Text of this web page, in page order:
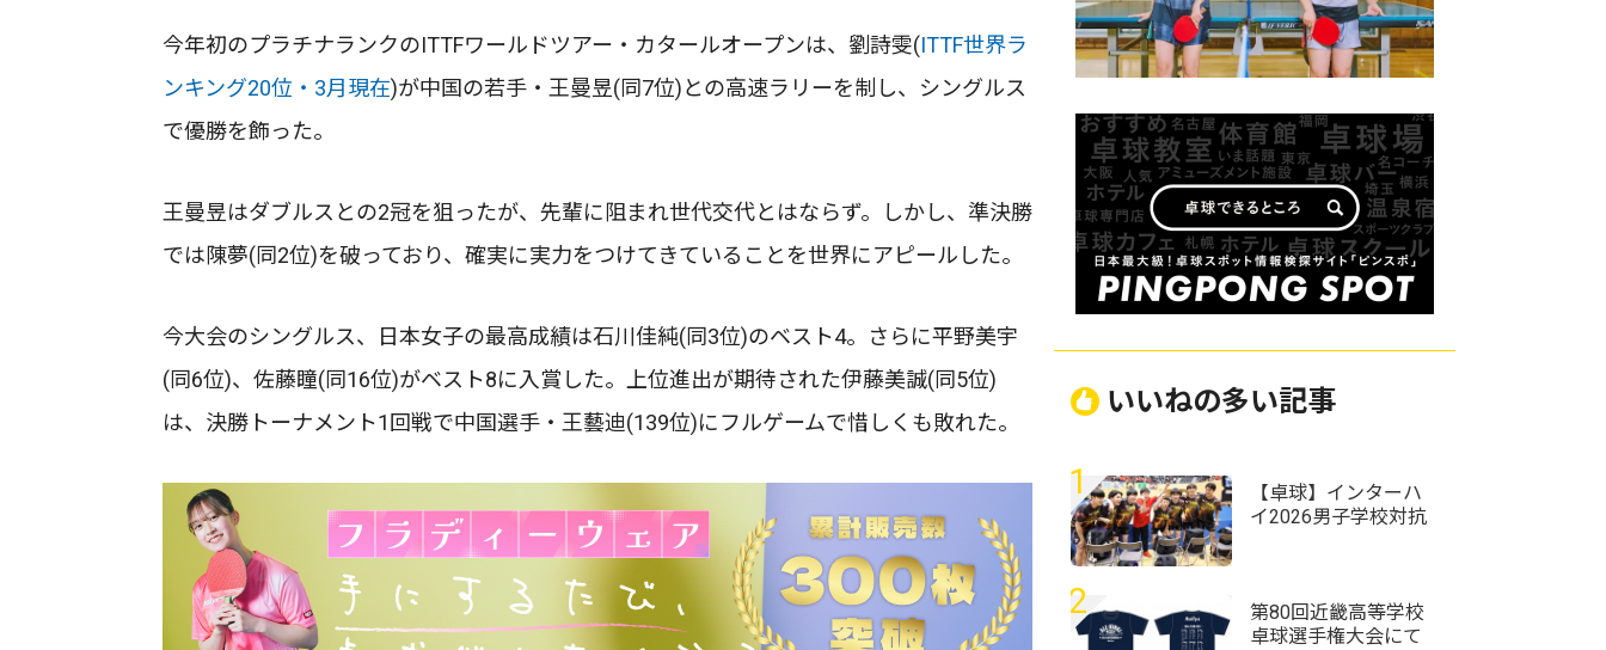
今年初のプラチナランクのITTFワールドツアー・カタールオープンは、劉詩雯(ITTF世界ラ
ンキング20位・3月現在)が中国の若手・王曼昱(同7位)との高速ラリーを制し、シングルス
で優勝を飾った。
王曼昱はダブルスとの2冠を狙ったが、先輩に阻まれ世代交代とはならず。しかし、準決勝
では陳夢(同2位)を破っており、確実に実力をつけてきていることを世界にアピールした。
今大会のシングルス、日本女子の最高成績は石川佳純(同3位)のベスト4。さらに平野美宇
(同6位)、佐藤瞳(同16位)がベスト8に入賞した。上位進出が期待された伊藤美誠(同5位)
は、決勝トーナメント1回戦で中国選手・王藝迪(139位)にフルゲームで惜しくも敗れた。
いいねの多い記事
1
【卓球】インターハ
イ2026男子学校対抗
2
第80回近畿高等学校
卓球選手権大会にて